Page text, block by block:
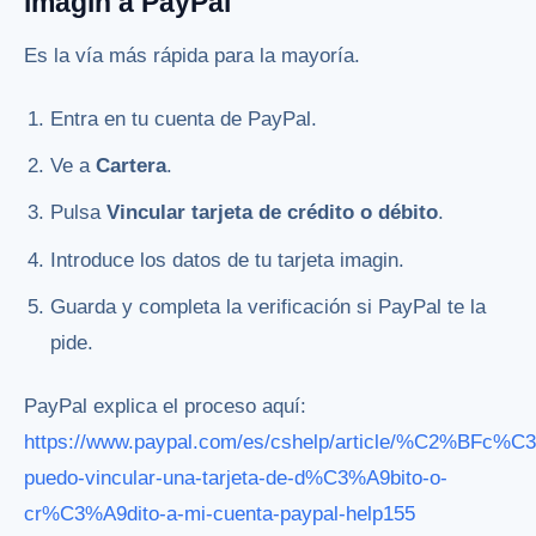
Es la vía más rápida para la mayoría.
Entra en tu cuenta de PayPal.
Ve aCartera.
PulsaVincular tarjeta de crédito o débito.
Introduce los datos de tu tarjeta imagin.
Guarda y completa la verificación si PayPal te la
pide.
PayPal explica el proceso aquí:
https://www.paypal.com/es/cshelp/article/
puedo-vincular-una-tarjeta-de-d%C3%A9bito-o-
cr%C3%A9dito-a-mi-cuenta-paypal-help155